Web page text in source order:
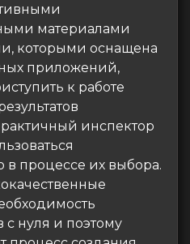
материалами
которыми оснащена
приложений,
к работе
инспектор
процессе их выбора.
с нуля и поэтому